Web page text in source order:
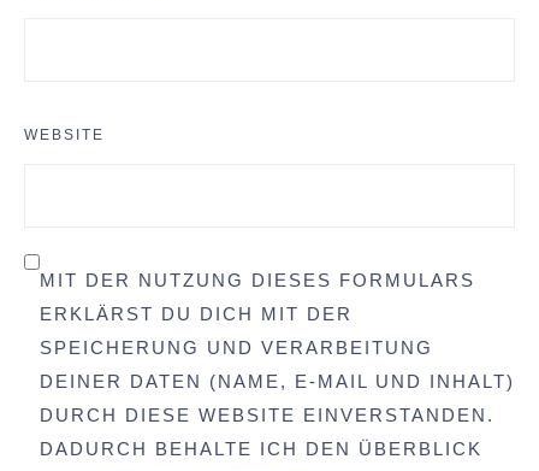
WEBSITE
MIT DER NUTZUNG DIESES FORMULARS
ERKLÄRST DU DICH MIT DER
SPEICHERUNG UND VERARBEITUNG
DEINER DATEN (NAME, E-MAIL UND INHALT)
DURCH DIESE WEBSITE EINVERSTANDEN.
DADURCH BEHALTE ICH DEN ÜBERBLICK